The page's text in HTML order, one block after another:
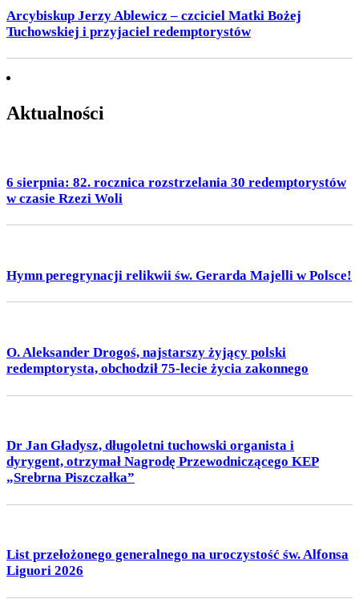
Arcybiskup Jerzy Ablewicz – czciciel Matki Bożej
Tuchowskiej i przyjaciel redemptorystów
Aktualności
6 sierpnia: 82. rocznica rozstrzelania 30 redemptorystów
w czasie Rzezi Woli
Hymn peregrynacji relikwii św. Gerarda Majelli w Polsce!
O. Aleksander Drogoś, najstarszy żyjący polski
redemptorysta, obchodził 75-lecie życia zakonnego
Dr Jan Gładysz, długoletni tuchowski organista i
dyrygent, otrzymał Nagrodę Przewodniczącego KEP
„Srebrna Piszczałka”
List przełożonego generalnego na uroczystość św. Alfonsa
Liguori 2026